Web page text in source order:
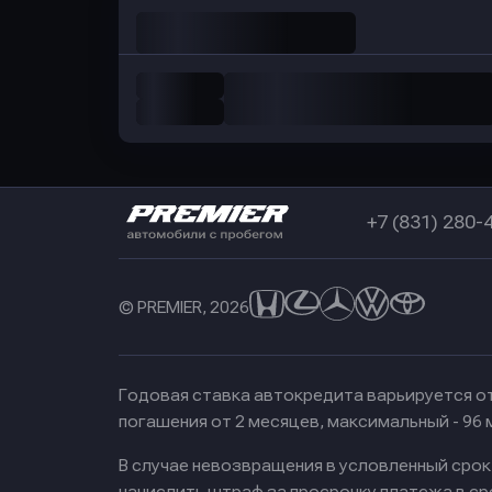
+7 (831) 280-
© PREMIER, 2026
Годовая ставка автокредита варьируется
погашения от 2 месяцев, максимальный - 96
В случае невозвращения в условленный